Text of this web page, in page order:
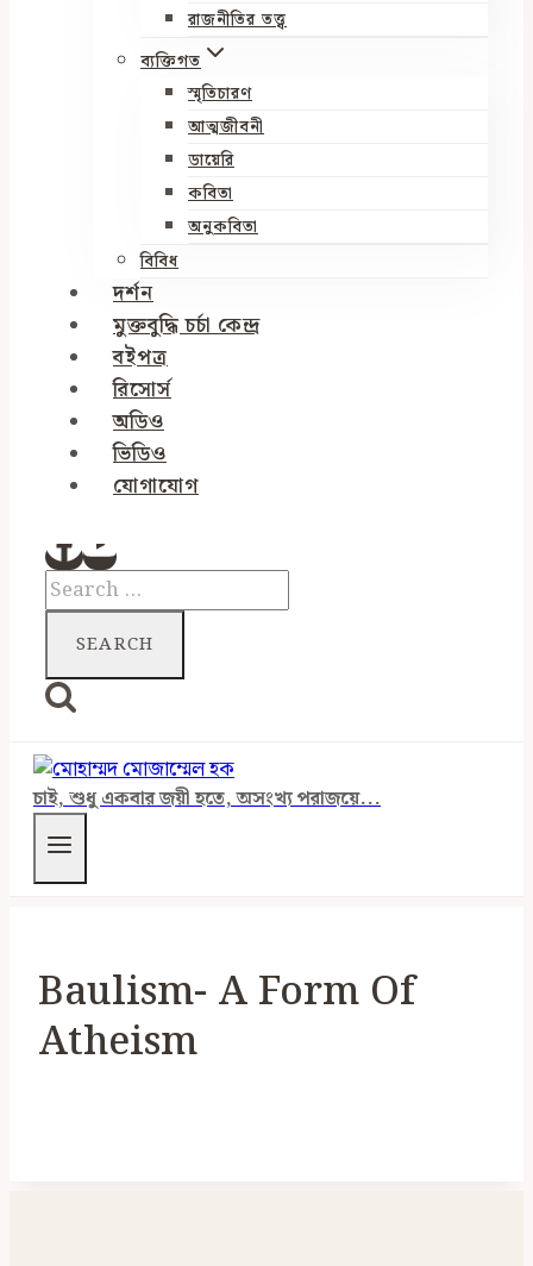
রাজনীতির তত্ত্ব
ব্যক্তিগত
স্মৃতিচারণ
আত্মজীবনী
ডায়েরি
কবিতা
অনুকবিতা
বিবিধ
দর্শন
মুক্তবুদ্ধি চর্চা কেন্দ্র
বইপত্র
রিসোর্স
অডিও
ভিডিও
যোগাযোগ
Search
for:
চাই, শুধু একবার জয়ী হতে, অসংখ্য পরাজয়ে...
Baulism- A Form Of
Atheism